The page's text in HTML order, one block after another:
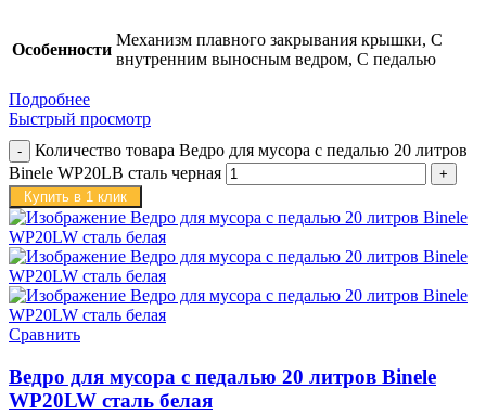
Особенности
Механизм плавного закрывания крышки, С
внутренним выносным ведром, С педалью
Подробнее
Быстрый просмотр
Количество товара Ведро для мусора с педалью 20 литров
Binele WP20LB сталь черная
Купить в 1 клик
Сравнить
Ведро для мусора с педалью 20 литров Binele
WP20LW сталь белая